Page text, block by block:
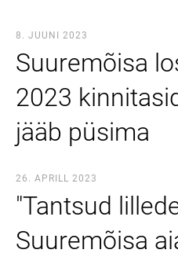
8. JUUNI 2023
Suuremõisa
2023
jääb püsima
26. APRILL 2023
"Tantsud
Suuremõisa